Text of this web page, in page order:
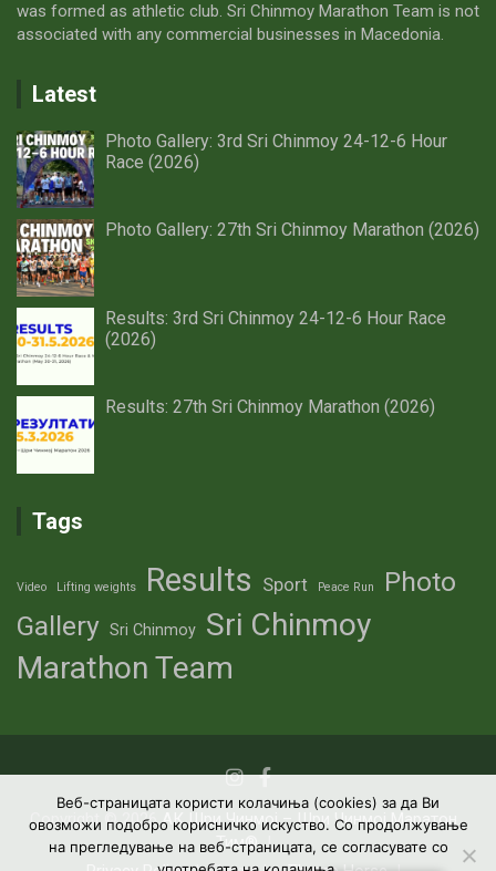
was formed as athletic club. Sri Chinmoy Marathon Team is not
associated with any commercial businesses in Macedonia.
Latest
Photo Gallery: 3rd Sri Chinmoy 24-12-6 Hour
Race (2026)
Photo Gallery: 27th Sri Chinmoy Marathon (2026)
Results: 3rd Sri Chinmoy 24-12-6 Hour Race
(2026)
Results: 27th Sri Chinmoy Marathon (2026)
Tags
Video Lifting weights Results Sport Peace Run
Photo
Gallery Sri Chinmoy
Sri Chinmoy
Marathon Team
Copyright © 2026АК Шри Чинмој – Шри Чинмој Маратон
Тим®
Веб-страницата користи колачиња (cookies) за да Ви
овозможи подобро корисничко искуство. Со продолжување
на прегледување на веб-страницата, се согласувате со